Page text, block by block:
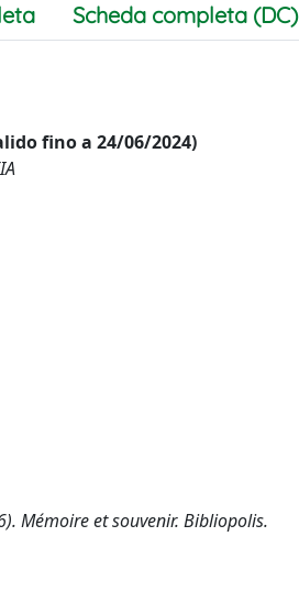
Scheda completa (DC)
fino a 24/06/2024)
Mémoire et souvenir. Bibliopolis.